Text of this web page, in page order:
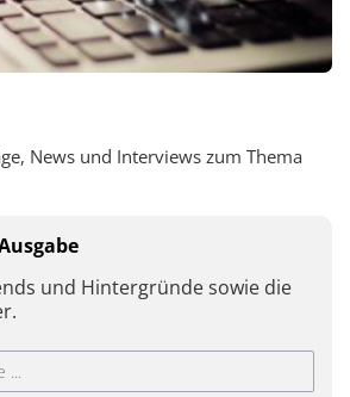
News und Interviews zum Thema
und Hintergründe sowie die